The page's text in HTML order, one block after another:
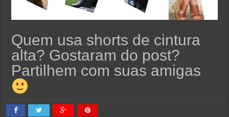
Quem usa shorts de cintura
alta? Gostaram do post?
Partilhem com suas amigas